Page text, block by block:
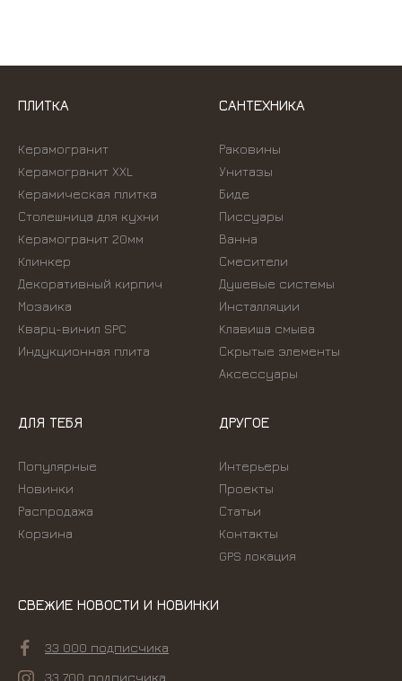
ПЛИТКА
Керамогранит
Керамогранит XXL
Керамическая плитка
Столешница для кухни
Керамогранит 20мм
Клинкер
Декоративный кирпич
Мозаика
Кварц-винил SPC
Индукционная плита
САНТЕХНИКА
Раковины
Унитазы
Биде
Писсуары
Ванна
Смесители
Душевые системы
Инсталляции
Kлавиша смыва
Скрытые элементы
Аксессуары
ДЛЯ ТЕБЯ
Популярные
Новинки
Распродажа
Корзина
ДРУГОЕ
Интерьеры
Проекты
Статьи
Контакты
GPS локация
СВЕЖИЕ НОВОСТИ И НОВИНКИ
33 000 подписчика
33 700 подписчика